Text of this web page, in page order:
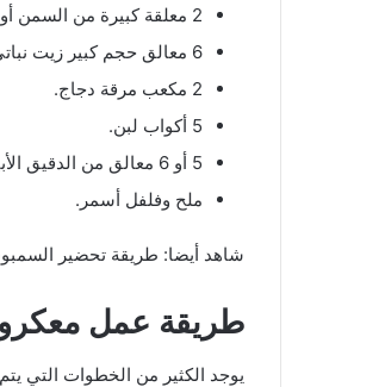
2 معلقة كبيرة من السمن أو الزبدة.
6 معالق حجم كبير زيت نباتي.
2 مكعب مرقة دجاج.
5 أكواب لبن.
5 أو 6 معالق من الدقيق الأبيض (حسب الحاجة).
ملح وفلفل أسمر.
شاهد أيضا: طريقة تحضير
طريقة عمل
يوجد الكثير من الخطوات التي